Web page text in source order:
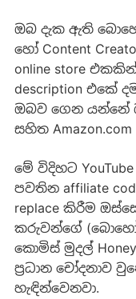
ඔබ දැක ඇති
හෝ Content
online store
description එකේ
ඔබව ගෙන යන්නේ
සහිත
මේ විදිහට
පවතින affiliate
replace කිරීම
කරුවන්ගේ (බොහෝ
කොමිස් මුදල්
ප්‍රධාන චෝදනාව
හැඳින්වෙනවා.